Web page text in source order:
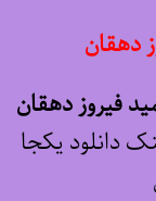
دهقان
فیروز دهقان
دانلود یکجا